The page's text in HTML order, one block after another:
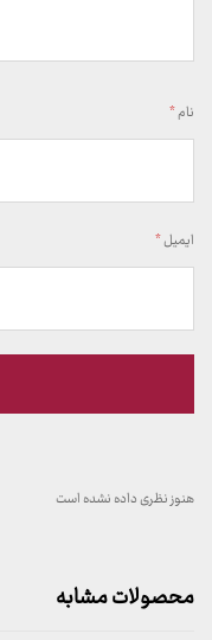
نام*
ایمیل*
هنوز نظری داده نشده است
محصولات مشابه